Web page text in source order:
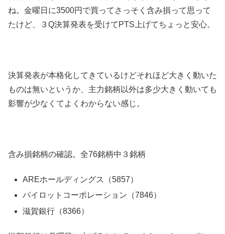
ね。金曜日に3500円で買ってさっそく含み損って思って
たけど、３Q決算発表を受けてPTS上げてちょっと安心。
決算発表が本格化してきているけどそれほど大きく動いた
ものは無いというか、主力銘柄以外は多少大きく動いても
影響が少なくてよくわからない感じ。
含み損銘柄の確認。全76銘柄中３銘柄
AREホールディングス（5857）
パイロットコーポレーション（7846）
滋賀銀行（8366）